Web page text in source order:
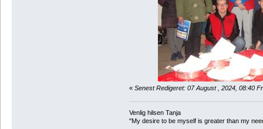
« Senest Redigeret: 07 August , 2024, 08:40
Venlig hilsen Tanja
"My desire to be myself is greater than my